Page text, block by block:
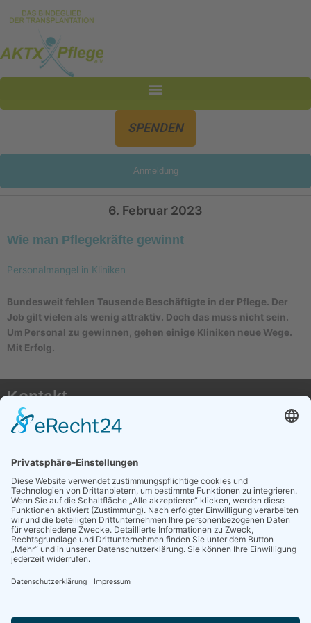
springen
Inhalt
SPENDEN
Anmeldung
6. Februar 2023
Wie man Pflegekräfte gewinnt
Personalmangel in Kliniken
Bundesweit fehlen Tausende Beschäftigte in der Pflege. Der
Job gilt vielen als wenig attraktiv. Doch das muss nicht sein.
Um Personal zu gewinnen, gehen einige Kliniken neue Wege.
Mit Erfolg.
Kontakt
AKTX Pflege e.V.
50116 Bergheim
E-Mail:info@transplantationspflege.de
Social Media